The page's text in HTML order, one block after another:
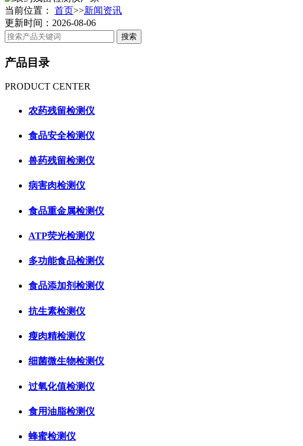
当前位置： 首页>>新闻资讯
更新时间：2026-08-06
产品目录
PRODUCT CENTER
农药残留检测仪
食品安全检测仪
兽药残留检测仪
病害肉检测仪
食品重金属检测仪
ATP荧光检测仪
多功能食品检测仪
食品添加剂检测仪
抗生素检测仪
瘦肉精检测仪
细菌微生物检测仪
过氧化值检测仪
食用油脂检测仪
蜂蜜检测仪